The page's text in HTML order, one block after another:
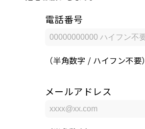
電話番号
（半角数字 / ハイフン不要）
メールアドレス